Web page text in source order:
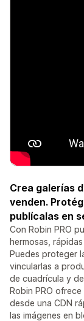
Crea galerías
venden.
publícalas en
Con Robin PRO
hermosas,
Puedes proteger
vincularlas a
de cuadrícula y
Robin PRO
desde una CDN
las imágenes en